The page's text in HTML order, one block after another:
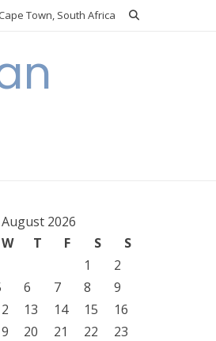
Cape Town, South Africa
August 2026
W T F S
S
1
2
6 7 8
9
13 14 15
16
20 21 22
23